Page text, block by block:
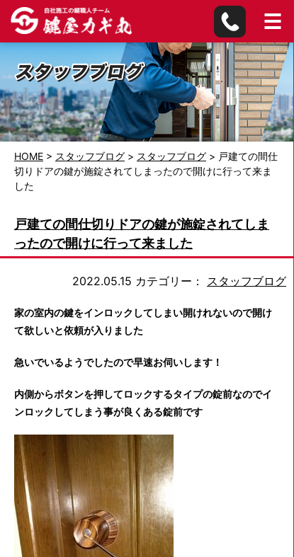
HOME > スタッフブログ > スタッフブログ > 戸建ての間仕
切りドアの鍵が施錠されてしまったので開けに行って来ま
した
戸建ての間仕切りドアの鍵が施錠されてしま
ったので開けに行って来ました
2022.05.15 カテゴリー： スタッフブログ
家の室内の鍵をインロックしてしまい開けれないので開け
て欲しいと依頼が入りました
急いでいるようでしたので早速お伺いします！
内側からボタンを押してロックするタイプの錠前なのでイ
ンロックしてしまう事が良くある錠前です